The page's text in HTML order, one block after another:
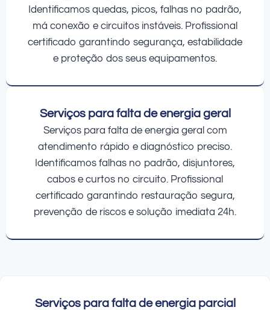
Identificamos quedas, picos, falhas no padrão,
má conexão e circuitos instáveis. Profissional
certificado garantindo segurança, estabilidade
e proteção dos seus equipamentos.
Serviços para falta de energia geral
Serviços para falta de energia geral com
atendimento rápido e diagnóstico preciso.
Identificamos falhas no padrão, disjuntores,
cabos e curtos no circuito. Profissional
certificado garantindo restauração segura,
prevenção de riscos e solução imediata 24h.
Serviços para falta de energia parcial